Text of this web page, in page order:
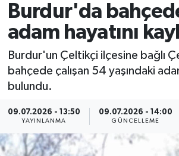
Burdur'da
adam hayatını
Burdur'un Çeltikçi ilçesine bağlı
bahçede çalışan 54 yaşındaki
bulundu.
09.07.2026 - 13:50
YAYINLANMA
09.07.2026 - 14:00
GÜNCELLEME